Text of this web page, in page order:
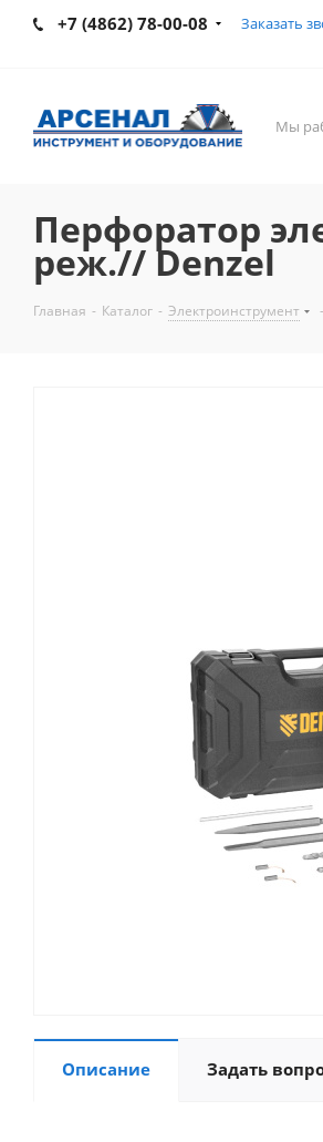
+7 (4862) 78-00-08 Заказать
Мы
Перфоратор
реж.// Denzel
Главная - Каталог - Электроинструмент -
Описание Задать